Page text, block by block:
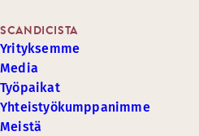
SCANDICISTA
Yrityksemme
Media
Työpaikat
Yhteistyökumppanimme
Meistä